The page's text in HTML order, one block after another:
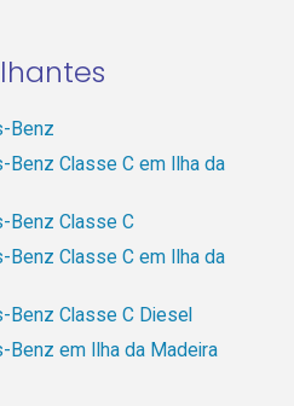
Benz
Classe C em Ilha da
Benz Classe C
Classe C em Ilha da
Classe C Diesel
em Ilha da Madeira